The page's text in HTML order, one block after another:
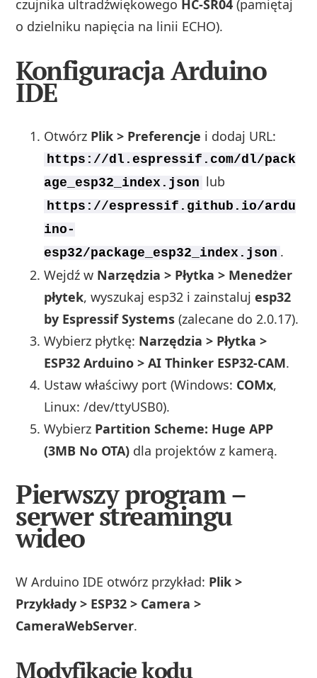
czujnika ultradźwiękowego HC‑SR04 (pamiętaj
o dzielniku napięcia na linii ECHO).
Konfiguracja Arduino
IDE
Otwórz Plik > Preferencje i dodaj URL:
https://dl.espressif.com/dl/pack
age_esp32_index.json lub
https://espressif.github.io/ardu
ino-
esp32/package_esp32_index.json .
Wejdź w Narzędzia > Płytka > Menedżer
płytek, wyszukaj esp32 i zainstalujesp32
by Espressif Systems (zalecane do 2.0.17).
Wybierz płytkę: Narzędzia > Płytka >
ESP32 Arduino > AI Thinker ESP32‑CAM.
Ustaw właściwy port (Windows: COMx,
Linux: /dev/ttyUSB0).
Wybierz Partition Scheme: Huge APP
(3MB No OTA) dla projektów z kamerą.
Pierwszy program –
serwer streamingu
wideo
W Arduino IDE otwórz przykład: Plik >
Przykłady > ESP32 > Camera >
CameraWebServer.
Modyfikacje kodu